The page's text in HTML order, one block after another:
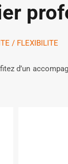
/ FLEXIBILITE
d’un